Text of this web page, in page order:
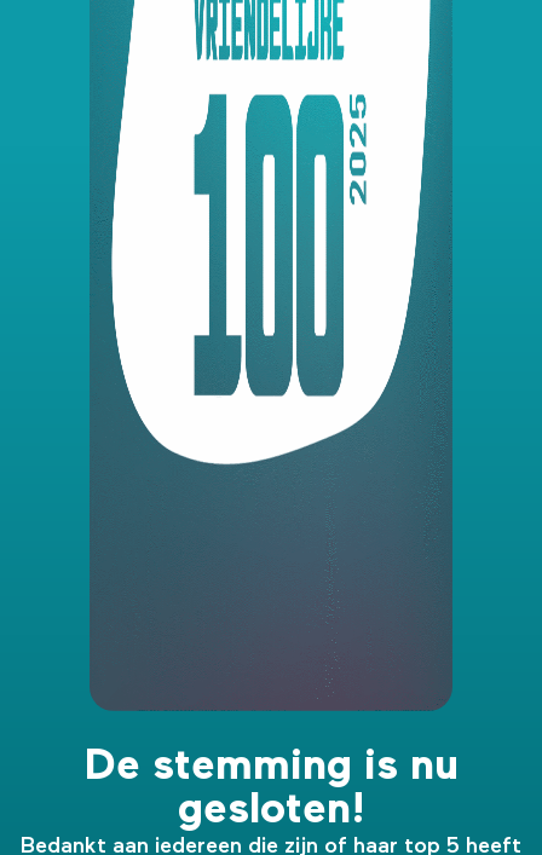
De stemming is nu
gesloten!
Bedankt aan iedereen die zijn of haar top 5 heeft